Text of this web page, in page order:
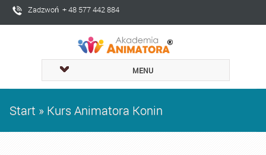
Zadzwoń + 48 577 442 884
MENU
Start » Kurs Animatora Konin